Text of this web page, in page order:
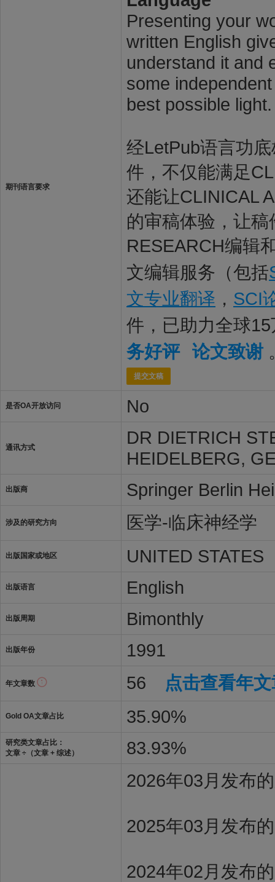
期刊语言要求
Presenting your
written English
understand it and
some
best possible light.
经LetPub语言功
件，不仅能满足
还能让CLINICAL
的审稿体验，让
RESEARCH编辑
文编辑服务（包括
文专业翻译 ， SCI
件，已助力全球
务好评
论文致谢
提交文稿
是否OA开放访问 No
通讯方式
DR DIETRICH
HEIDELBERG,
出版商 Springer Berlin
涉及的研究方向 医学-临床神经学
出版国家或地区 UNITED STATES
出版语言 English
出版周期 Bimonthly
出版年份 1991
年文章数 56 点击查看年
Gold OA文章占比 35.90%
研究类文章占比：
文章 ÷（文章 + 综述）
83.93%
2026年03月发布
2025年03月发布
2024年02月发布